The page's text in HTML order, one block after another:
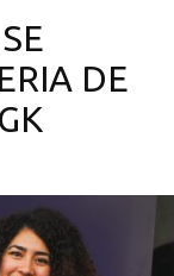
DE